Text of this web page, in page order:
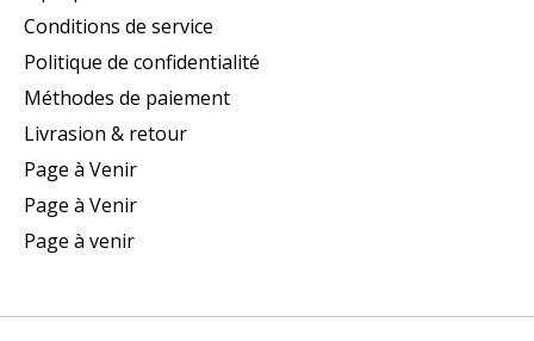
Conditions de service
Politique de confidentialité
Méthodes de paiement
Livrasion & retour
Page à Venir
Page à Venir
Page à venir